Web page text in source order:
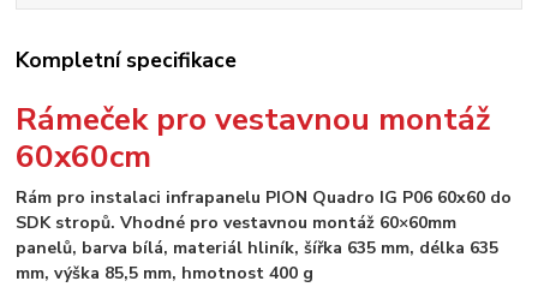
Kompletní specifikace
Rámeček pro vestavnou montáž
60x60cm
Rám pro instalaci infrapanelu PION Quadro IG P06 60x60 do
SDK stropů. Vhodné pro vestavnou montáž 60×60mm
panelů, barva bílá, materiál hliník, šířka 635 mm, délka 635
mm, výška 85,5 mm, hmotnost 400 g